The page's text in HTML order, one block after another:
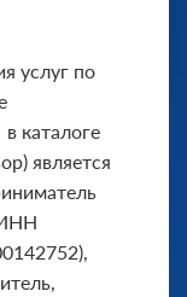
услуг по
каталоге
является